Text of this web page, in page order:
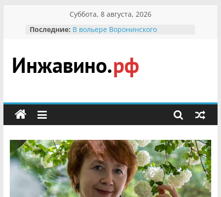
содержимому
Суббота, 8 августа, 2026
Последние: В вольере Воронинского
Мероприятия, посвященные
Международному Дню семьи
Присвоение звания «Почётный
Кирсановой
Безопасность в сети Интернет
Ученики приняли участие в
мероприятии «Сохраним
первоцветы!»
Инжавино.рф
сельский
портал